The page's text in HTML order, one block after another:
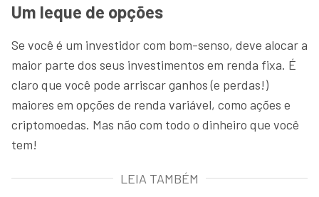
Um leque de opções
Se você é um investidor com bom-senso, deve alocar a
maior parte dos seus investimentos em renda fixa. É
claro que você pode arriscar ganhos (e perdas!)
maiores em opções de renda variável, como ações e
criptomoedas. Mas não com todo o dinheiro que você
tem!
LEIA TAMBÉM